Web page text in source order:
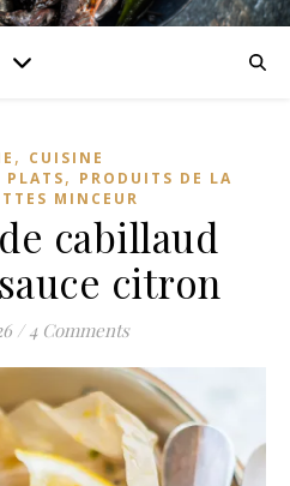
, CUISINE
PLATS, PRODUITS DE LA
MINCEUR
cabillaud
citron
/ 4 Comments